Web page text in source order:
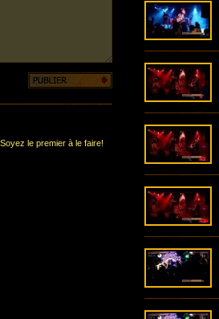
le premier à le faire!